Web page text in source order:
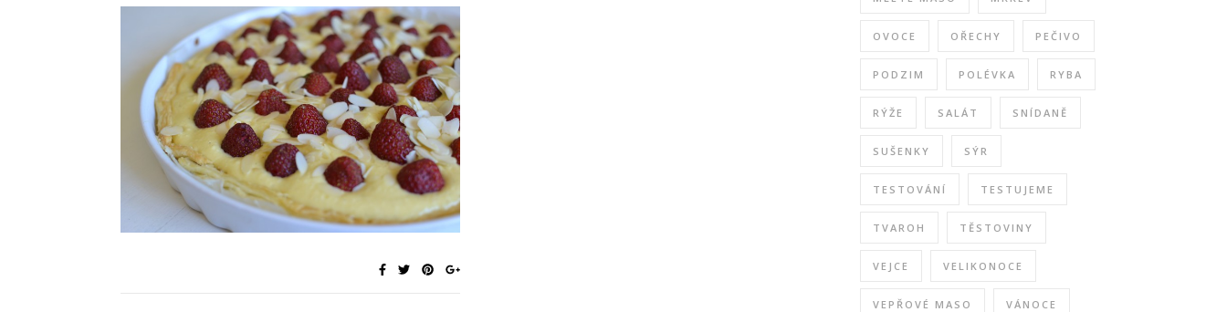
OVOCE OŘECHY PEČIVO
PODZIM POLÉVKA RYBA
RÝŽE SALÁT SNÍDANĚ
SUŠENKY SÝR
TESTOVÁNÍ TESTUJEME
TVAROH TĚSTOVINY
VEJCE VELIKONOCE
VEPŘOVÉ MASO VÁNOCE